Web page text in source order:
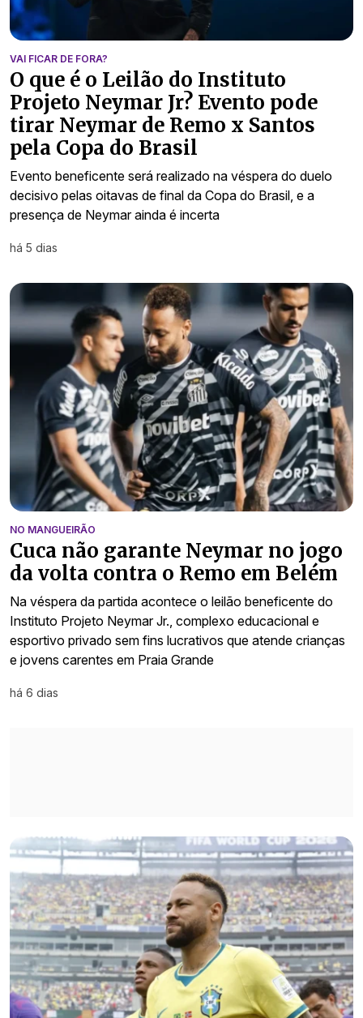
VAI FICAR DE FORA?
O que é o Leilão do Instituto
Projeto Neymar Jr? Evento pode
tirar Neymar de Remo x Santos
pela Copa do Brasil
Evento beneficente será realizado na véspera do duelo
decisivo pelas oitavas de final da Copa do Brasil, e a
presença de Neymar ainda é incerta
há 5 dias
NO MANGUEIRÃO
Cuca não garante Neymar no jogo
da volta contra o Remo em Belém
Na véspera da partida acontece o leilão beneficente do
Instituto Projeto Neymar Jr., complexo educacional e
esportivo privado sem fins lucrativos que atende crianças
e jovens carentes em Praia Grande
há 6 dias